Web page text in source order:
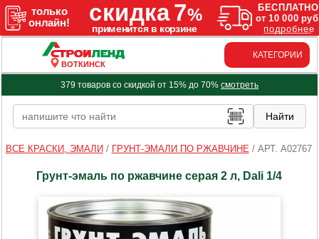
ВОТКИНСК
КАТЕГОРИИ
379 товаров со скидкой от 15% до 70% смотреть
ВСЕ КРАСКИ, ЭМАЛИ / ГРУНТ-ЭМАЛИ ПО РЖАВЧИНЕ / АРТ. A02767
Грунт-эмаль по ржавчине серая 2 л, Dali 1/4